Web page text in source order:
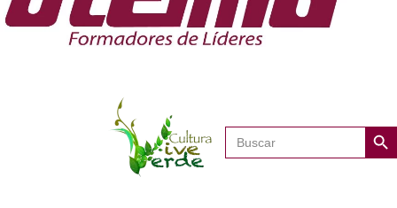
Buscar: Botón